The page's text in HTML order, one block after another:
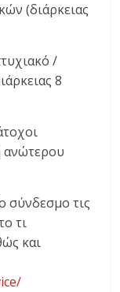
(διάρκειας
/
8
ανώτερου
σύνδεσμο τις
τι
και